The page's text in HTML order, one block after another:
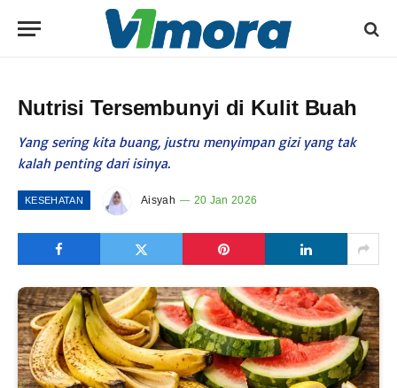
Nutrisi Tersembunyi di Kulit Buah
Yang sering kita buang, justru menyimpan gizi yang tak
kalah penting dari isinya.
KESEHATAN Aisyah 20 Jan 2026